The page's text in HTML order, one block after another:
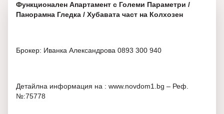
Функционален Апартамент с Големи Параметри /
Панорамна Гледка / Хубавата част на Колхозен
Брокер: Иванка Александрова 0893 300 940
Детайлна информация на : www.novdom1.bg – Реф.
№:75778